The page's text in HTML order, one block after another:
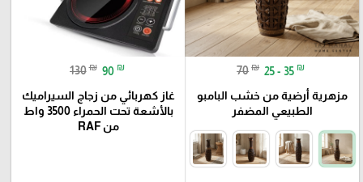
70 ₪ 25 - 35 ₪
مزهرية أرضية من خشب البامبو
الطبيعي المضفر
130 ₪ 90 ₪
غاز كهربائي من زجاج السيراميك
بالأشعة تحت الحمراء 3500 واط
من RAF